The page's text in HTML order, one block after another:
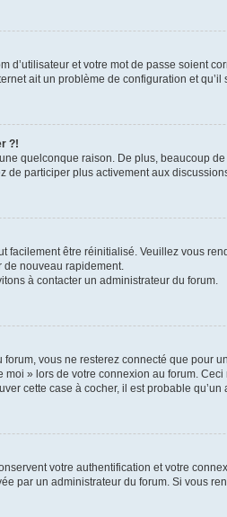
et votre mot de passe soient
ait un problème de configuration et qu’il
?!
quelconque raison. De plus, beaucoup
participer plus activement aux
être réinitialisé. Veuillez vous
nouveau rapidement.
à contacter un administrateur du forum.
vous ne resterez connecté que pour
» lors de votre connexion au forum.
cette case à cocher, il est probable
votre authentification et votre
par un administrateur du forum. Si vous